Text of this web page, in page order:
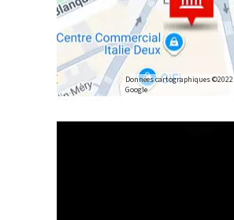
Données cartographiques ©2022
Google